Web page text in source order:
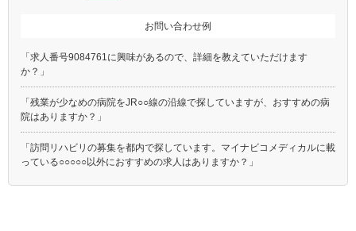
お問い合わせ例
「求人番号9084761に興味があるので、詳細を教えていただけます
か？」
「残業が少なめの病院をJR○○線の沿線で探していますが、おすすめの病
院はありますか？」
「訪問リハビリの募集を都内で探しています。マイナビコメディカルに載
っている○○○○○以外におすすめの求人はありますか？」